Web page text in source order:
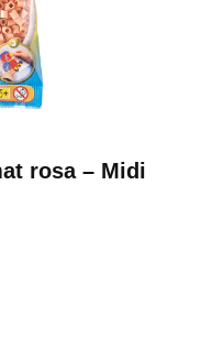
rosa – Midi